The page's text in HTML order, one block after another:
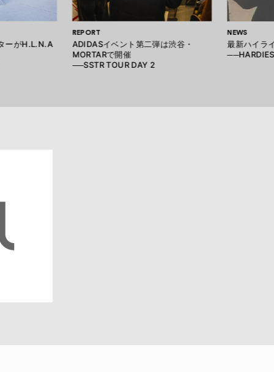
ーがH.L.N.A
REPORT
ADIDASイベント第二弾は渋谷・
MORTARで開催
──SSTR TOUR DAY 2
NEWS
最新ハイラ